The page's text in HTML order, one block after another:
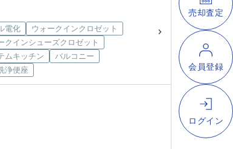
電化
ウォークインクロゼット
クインシューズクロゼット
ムキッチン
バルコニー
浄便座